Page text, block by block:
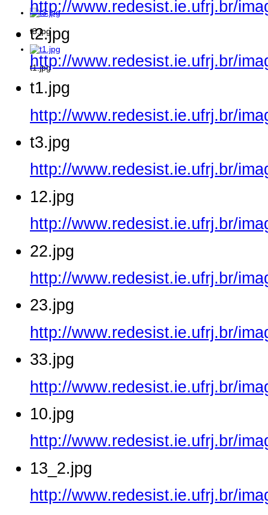
t3.jpg
t1.jpg
http://www.redesist.ie.ufrj.br/
t2.jpg
http://www.redesist.ie.ufrj.br/
t1.jpg
http://www.redesist.ie.ufrj.br/
t3.jpg
http://www.redesist.ie.ufrj.br/
12.jpg
http://www.redesist.ie.ufrj.br/
22.jpg
http://www.redesist.ie.ufrj.br/
23.jpg
http://www.redesist.ie.ufrj.br/
33.jpg
http://www.redesist.ie.ufrj.br/
10.jpg
http://www.redesist.ie.ufrj.br/
13_2.jpg
http://www.redesist.ie.ufrj.br/